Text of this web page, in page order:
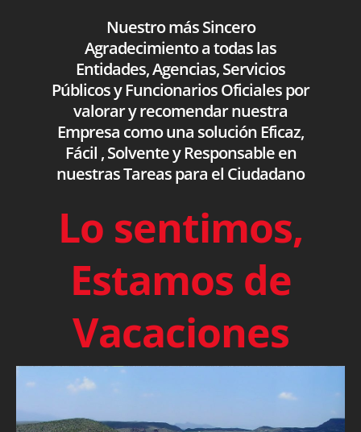
Nuestro más Sincero
Agradecimiento a todas las
Entidades, Agencias, Servicios
Públicos y Funcionarios Oficiales por
valorar y recomendar nuestra
Empresa como una solución Eficaz,
Fácil , Solvente y Responsable en
nuestras Tareas para el Ciudadano
Lo sentimos,
Estamos de
Vacaciones